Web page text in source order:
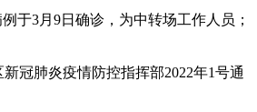
于3月9日确诊，为中转场工作人员；
冠肺炎疫情防控指挥部2022年1号通